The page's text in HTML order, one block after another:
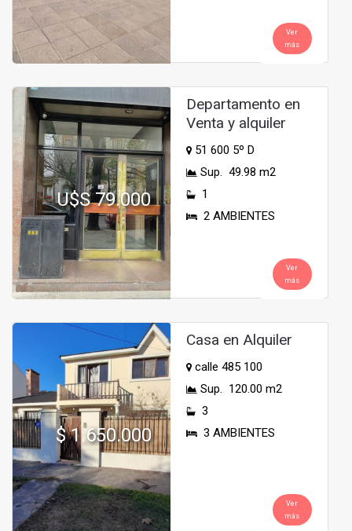
Ver
más
U$S 79.000
Departamento en
Venta y alquiler
51 600 5º D
Sup. 49.98 m2
1
2 AMBIENTES
Ver
más
$ 1.650.000
Casa en Alquiler
calle 485 100
Sup. 120.00 m2
3
3 AMBIENTES
Ver
más